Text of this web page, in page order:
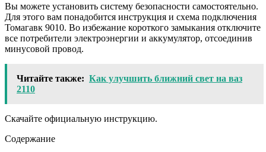
Вы можете установить систему безопасности самостоятельно.
Для этого вам понадобится инструкция и схема подключения
Томагавк 9010. Во избежание короткого замыкания отключите
все потребители электроэнергии и аккумулятор, отсоединив
минусовой провод.
Читайте также: Как улучшить ближний свет на ваз
2110
Скачайте официальную инструкцию.
Содержание